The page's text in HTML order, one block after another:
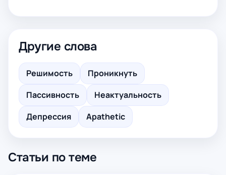
Другие слова
Решимость
Проникнуть
Пассивность
Неактуальность
Депрессия
Apathetic
Статьи по теме